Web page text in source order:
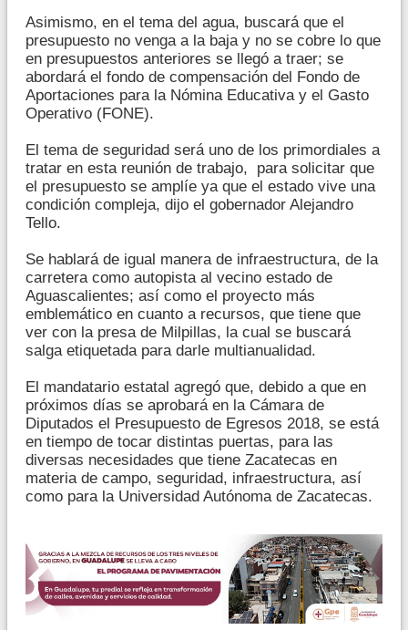
Asimismo, en el tema del agua, buscará que el
presupuesto no venga a la baja y no se cobre lo que
en presupuestos anteriores se llegó a traer; se
abordará el fondo de compensación del Fondo de
Aportaciones para la Nómina Educativa y el Gasto
Operativo (FONE).
El tema de seguridad será uno de los primordiales a
tratar en esta reunión de trabajo, para solicitar que
el presupuesto se amplíe ya que el estado vive una
condición compleja, dijo el gobernador Alejandro
Tello.
Se hablará de igual manera de infraestructura, de la
carretera como autopista al vecino estado de
Aguascalientes; así como el proyecto más
emblemático en cuanto a recursos, que tiene que
ver con la presa de Milpillas, la cual se buscará
salga etiquetada para darle multianualidad.
El mandatario estatal agregó que, debido a que en
próximos días se aprobará en la Cámara de
Diputados el Presupuesto de Egresos 2018, se está
en tiempo de tocar distintas puertas, para las
diversas necesidades que tiene Zacatecas en
materia de campo, seguridad, infraestructura, así
como para la Universidad Autónoma de Zacatecas.